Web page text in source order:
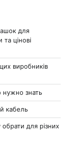
для
та цінові
виробників
нужно знать
кабель
для різних